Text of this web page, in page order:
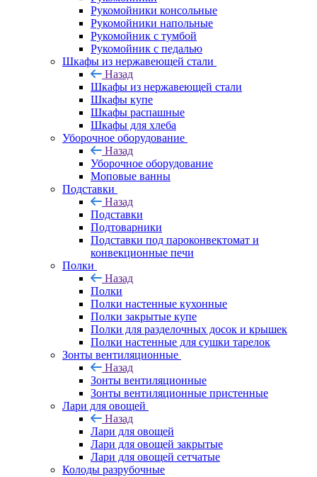
Рукомойники консольные
Рукомойники напольные
Рукомойник с тумбой
Рукомойник с педалью
Шкафы из нержавеющей стали
Назад
Шкафы из нержавеющей стали
Шкафы купе
Шкафы распашные
Шкафы для хлеба
Уборочное оборудование
Назад
Уборочное оборудование
Моповые ванны
Подставки
Назад
Подставки
Подтоварники
Подставки под пароконвектомат и
конвекционные печи
Полки
Назад
Полки
Полки настенные кухонные
Полки закрытые купе
Полки для разделочных досок и крышек
Полки настенные для сушки тарелок
Зонты вентиляционные
Назад
Зонты вентиляционные
Зонты вентиляционные пристенные
Лари для овощей
Назад
Лари для овощей
Лари для овощей закрытые
Лари для овощей сетчатые
Колоды разрубочные